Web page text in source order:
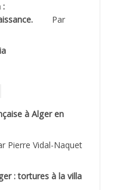
:
Par
à Alger en
Pierre Vidal-Naquet
: tortures à la villa